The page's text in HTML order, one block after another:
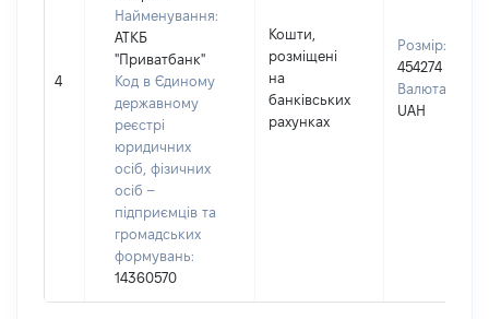
4
Найменування:
АТКБ
"Приватбанк"
Код в Єдиному
державному
реєстрі
юридичних
осіб, фізичних
осіб –
підприємців та
громадських
формувань:
14360570
Кошти,
розміщені
на
банківських
рахунках
Розмір:
454274
Валюта:
UAH